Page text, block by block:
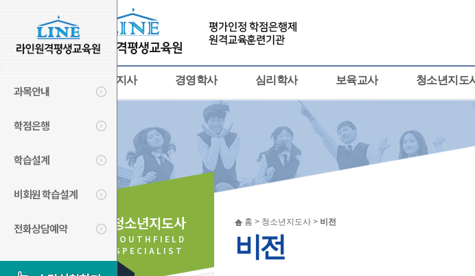
과목안내
학점은행
학습설계
비회원 학습설계
전화상담예약
사회복지사 경영학사 심리학사 보육교사 청소년지도
청소년지도사
YOUTHFIELD
SPECIALIST
홈 > 청소년지도사 > 비전
비전